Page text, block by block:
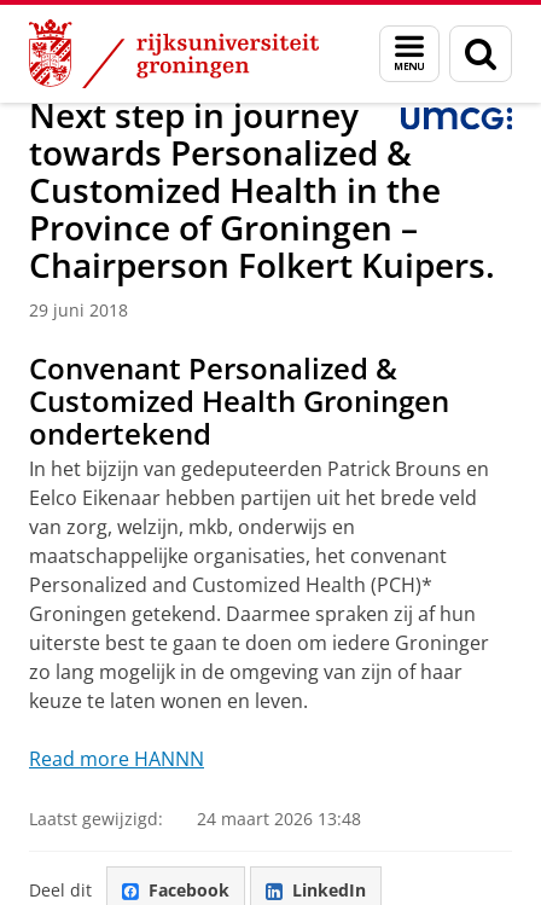
Skip
Content
Skip
Navigation
Menu
en
zoeken
Onderzoek Kindergeneeskunde
Next step in journey
towards Personalized &
Customized Health in the
Province of Groningen –
Chairperson Folkert Kuipers.
29 juni 2018
Convenant Personalized &
Customized Health Groningen
ondertekend
In het bijzijn van gedeputeerden Patrick Brouns en
Eelco Eikenaar hebben partijen uit het brede veld
van zorg, welzijn, mkb, onderwijs en
maatschappelijke organisaties, het convenant
Personalized and Customized Health (PCH)*
Groningen getekend. Daarmee spraken zij af hun
uiterste best te gaan te doen om iedere Groninger
zo lang mogelijk in de omgeving van zijn of haar
keuze te laten wonen en leven.
Read more HANNN
Laatst gewijzigd: 24 maart 2026 13:48
Deel dit Facebook LinkedIn